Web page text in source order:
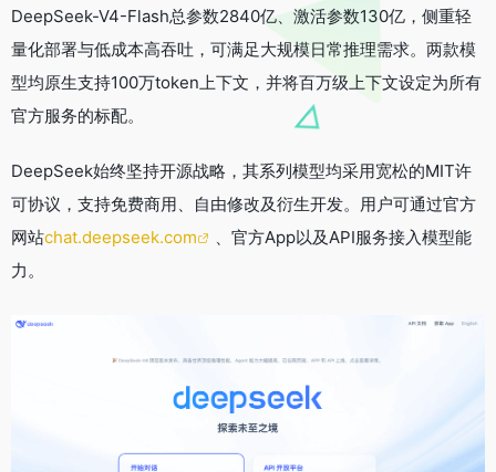
DeepSeek-V4-Flash总参数2840亿、激活参数130亿，侧重轻
量化部署与低成本高吞吐，可满足大规模日常推理需求。两款模
型均原生支持100万token上下文，并将百万级上下文设定为所有
官方服务的标配。
DeepSeek始终坚持开源战略，其系列模型均采用宽松的MIT许
可协议，支持免费商用、自由修改及衍生开发。用户可通过官方
网站chat.deepseek.com
、官方App以及API服务接入模型能
力。